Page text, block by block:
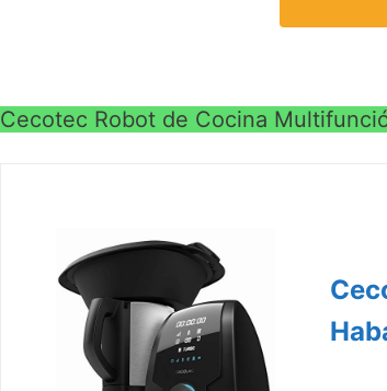
Cecotec Robot de Cocina